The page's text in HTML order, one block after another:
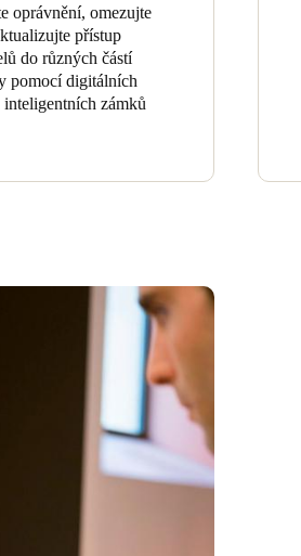
oprávnění, omezujte
přístup
do různých částí
pomocí digitálních
zámků